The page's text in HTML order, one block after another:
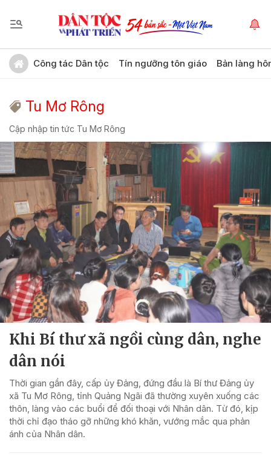
Công tác Dân tộc Tín ngưỡng tôn giáo Bản làng
Tu Mơ Rông
Cập nhập tin tức Tu Mơ Rông
Khi Bí thư xã ngồi cùng dân, nghe
dân nói
Thời gian gần đây, cấp ủy Đảng, đứng đầu là Bí thư Đảng ủy
xã Tu Mơ Rông, tỉnh Quảng Ngãi đã thường xuyên xuống các
thôn, làng vào các buổi để đối thoại với Nhân dân. Từ đó, kịp
thời chỉ đạo tháo gỡ những khó khăn, vướng mắc qua phản
ánh của Nhân dân.